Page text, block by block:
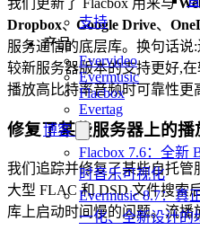
支持
产品
Evervideo
Evermusic
Flacbox
Evertag
博客
Flacbox 7.6：全新
时音乐可视化
Evermusic 8.7：
一化、全新设计的
我们更新了 Flacbox 用来与
Dropbox、 Google Drive、
服务通信的底层库。换句话
较新服务器版本的支持更好,
播放高比特率音频时可靠性更
修复了某些服务器上的播
我们追踪并修复了某些自托
大型 FLAC 和 DSD 文件搜索
库上启动时间慢的问题。流播